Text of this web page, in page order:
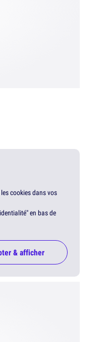
cookies dans vos
en bas de
& afficher